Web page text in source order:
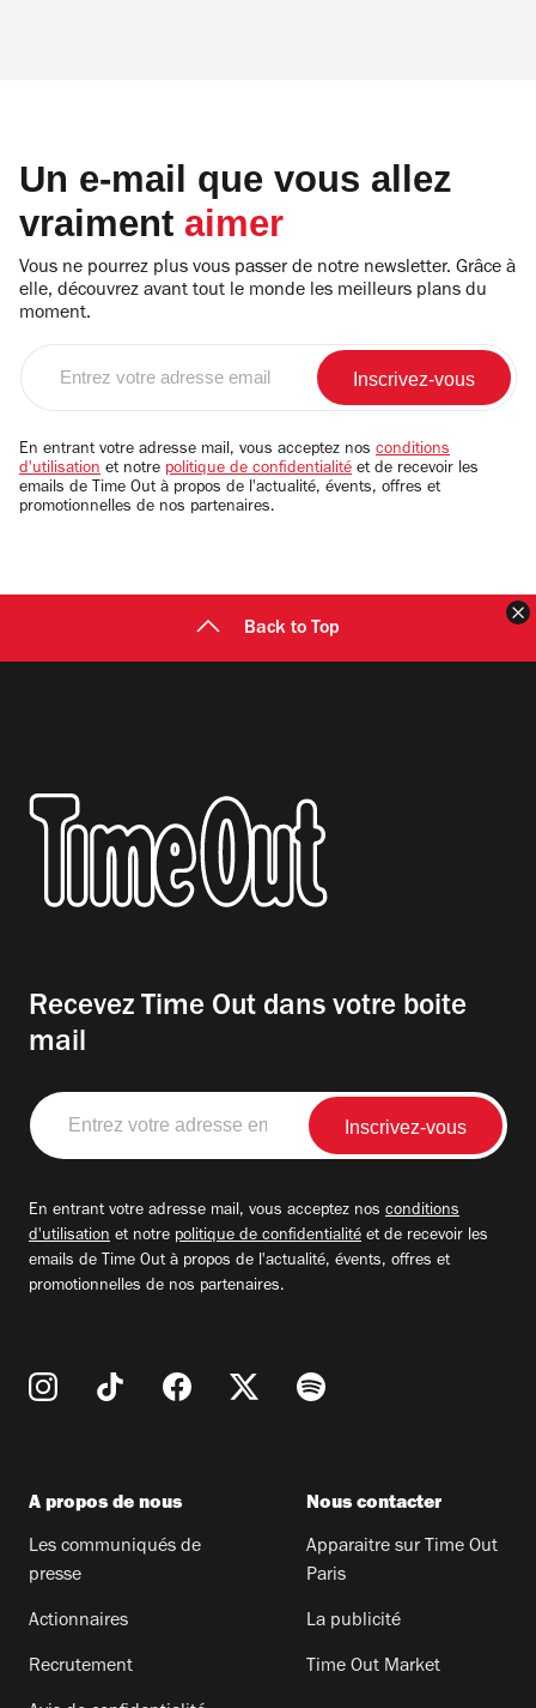
Un e-mail que vous allez
vraiment aimer
Vous ne pourrez plus vous passer de notre newsletter. Grâce à
elle, découvrez avant tout le monde les meilleurs plans du
moment.
email
En entrant votre adresse mail, vous acceptez nos conditions
d'utilisation et notre politique de confidentialité et de recevoir les
emails de Time Out à propos de l'actualité, évents, offres et
promotionnelles de nos partenaires.
Back to Top
Recevez Time Out dans votre boite
mail
Entrez
votre
adresse
En entrant votre adresse mail, vous acceptez nos conditions
d'utilisation et notre politique de confidentialité et de recevoir les
emails de Time Out à propos de l'actualité, évents, offres et
promotionnelles de nos partenaires.
A propos de nous
Les communiqués de
presse
Actionnaires
Recrutement
Nous contacter
Apparaitre sur Time Out
Paris
La publicité
Time Out Market